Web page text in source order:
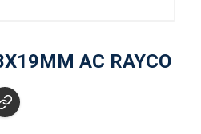
AC RAYCO